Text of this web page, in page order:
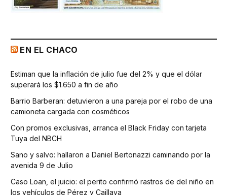
EN EL CHACO
Estiman que la inflación de julio fue del 2% y que el dólar
superará los $1.650 a fin de año
Barrio Barberan: detuvieron a una pareja por el robo de una
camioneta cargada con cosméticos
Con promos exclusivas, arranca el Black Friday con tarjeta
Tuya del NBCH
Sano y salvo: hallaron a Daniel Bertonazzi caminando por la
avenida 9 de Julio
Caso Loan, el juicio: el perito confirmó rastros de del niño en
los vehículos de Pérez y Caillava